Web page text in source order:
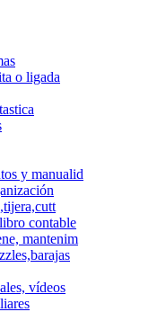
o ligada
y manualid
contable
mantenim
vídeos